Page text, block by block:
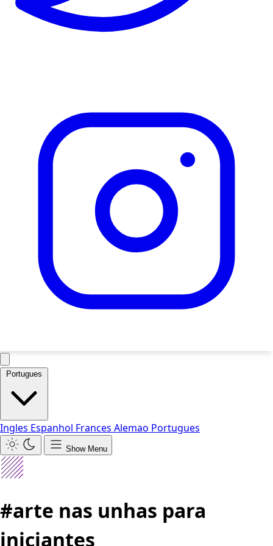
Portugues
Ingles Espanhol Frances Alemao Portugues
Show Menu
#arte nas unhas para
iniciantes